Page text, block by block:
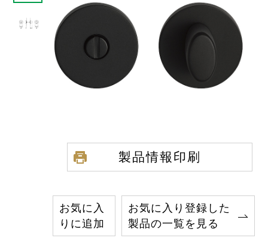
製品情報印刷
お気に入
りに追加
お気に入り登録した
製品の一覧を見る